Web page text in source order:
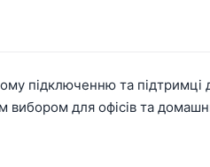
підключенню та підтримці
для офісів та